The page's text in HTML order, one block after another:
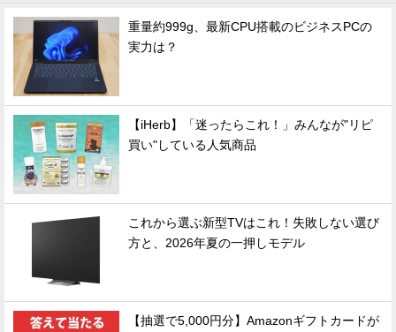
重量約999g、最新CPU搭載のビジネスPCの
実力は？
【iHerb】「迷ったらこれ！」みんなが"リピ
買い"している人気商品
これから選ぶ新型TVはこれ！失敗しない選び
方と、2026年夏の一押しモデル
【抽選で5,000円分】Amazonギフトカードが